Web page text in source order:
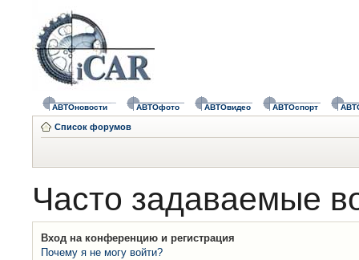
АВТОновости АВТОфото АВТОвидео АВТОспорт
Список форумов
Часто задаваемые
Вход на конференцию и регистрация
Почему я не могу войти?